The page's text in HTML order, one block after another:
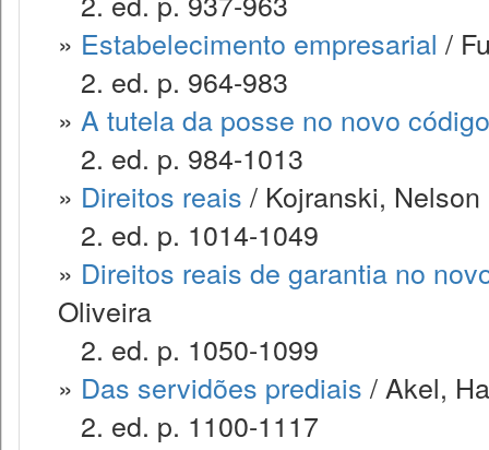
» Estabelecimento empresarial /
2. ed. p. 964-983
» A tutela da posse no novo
2. ed. p. 984-1013
» Direitos reais / Kojranski, Nelson
2. ed. p. 1014-1049
» Direitos reais de garantia no
Oliveira
2. ed. p. 1050-1099
» Das servidões prediais / Akel,
2. ed. p. 1100-1117